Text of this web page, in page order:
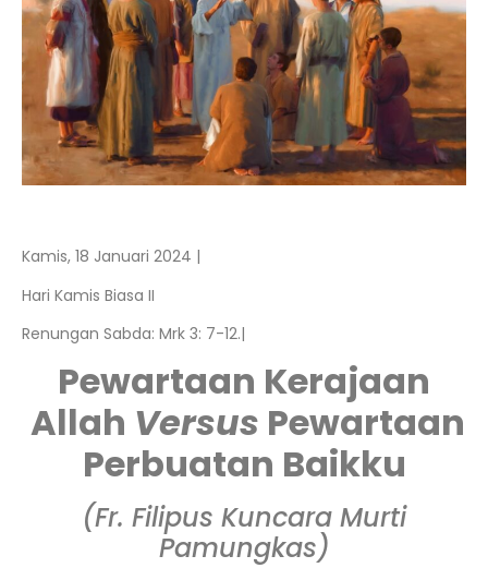
Kamis, 18 Januari 2024 |
Hari Kamis Biasa II
Renungan Sabda: Mrk 3: 7-12.|
Pewartaan Kerajaan
Allah Versus Pewartaan
Perbuatan Baikku
(Fr. Filipus Kuncara Murti
Pamungkas)